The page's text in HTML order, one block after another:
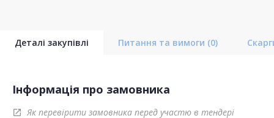
Деталі закупівлі Питання та вимоги (0)
Інформація про замовника
open_in_new Як перевірити замовника перед участю в тендері